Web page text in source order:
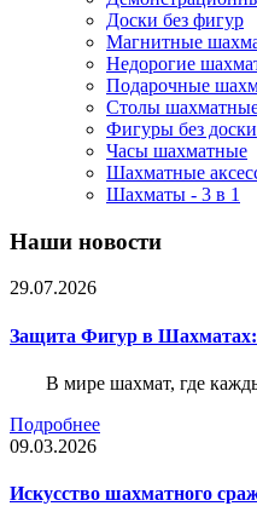
Доски без фигур
Магнитные
Недорогие
Подарочные
Столы
Фигуры без доски
Часы шахматные
Шахматные
Шахматы - 3 в 1
Наши новости
29.07.2026
Защита Фигур в
В мире шахмат, где
Подробнее
09.03.2026
Искусство шахматного